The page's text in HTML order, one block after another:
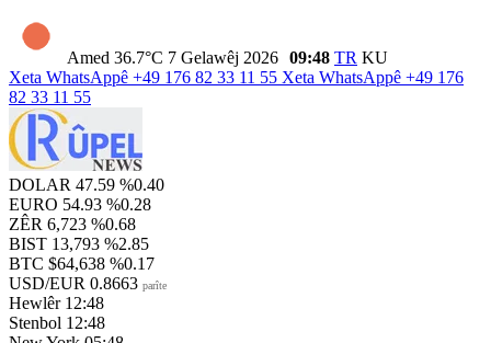
Amed 36.7°C 7 Gelawêj 2026 09:48 TR KU
Xeta WhatsAppê +49 176 82 33 11 55 Xeta WhatsAppê +49 176
82 33 11 55
DOLAR 47.59 %0.40
EURO 54.93 %0.28
ZÊR 6,723 %0.68
BIST 13,793 %2.85
BTC $64,638 %0.17
USD/EUR 0.8663 parîte
Hewlêr 12:48
Stenbol 12:48